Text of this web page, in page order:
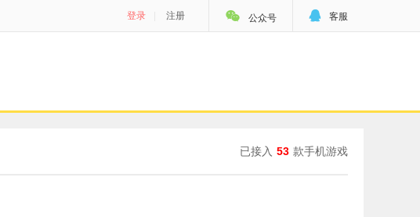
登录 注册  公众号  客服
已接入 53 款手机游戏